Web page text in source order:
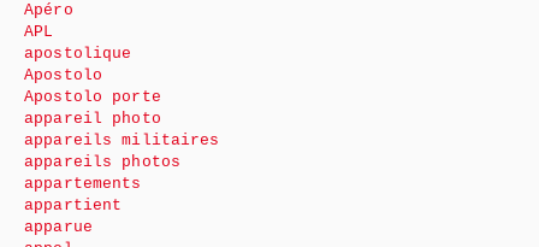
Apéro
APL
apostolique
Apostolo
Apostolo porte
appareil photo
appareils militaires
appareils photos
appartements
appartient
apparue